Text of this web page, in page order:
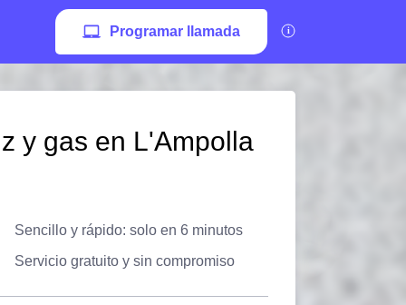
Programar llamada
y gas en L'Ampolla
Sencillo y rápido: solo en 6 minutos
Servicio gratuito y sin compromiso